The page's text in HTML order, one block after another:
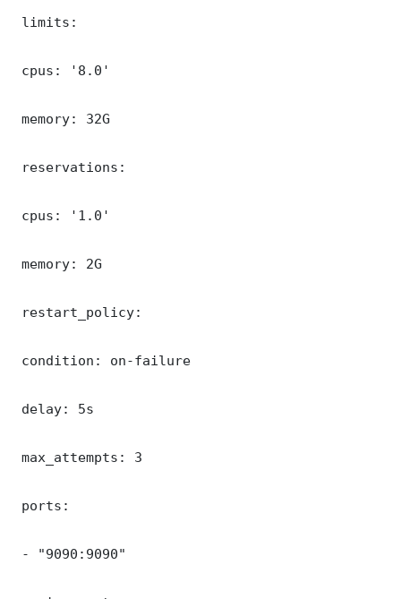
limits:
cpus: '8.0'
memory: 32G
reservations:
cpus: '1.0'
memory: 2G
restart_policy:
condition: on-failure
delay: 5s
max_attempts: 3
ports:
- "9090:9090"